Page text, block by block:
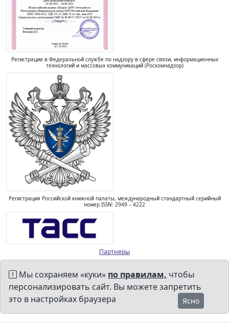
Регистрация в Федеральной службе по надзору в сфере связи, информационных
технологий и массовых коммуникаций (Роскомнадзор)
Регистрация Российской книжной палаты, международный стандартный серийный
номер ISSN: 2949 – 4222
Партнеры
Мы сохраняем «куки» по правилам, чтобы
персонализировать сайт. Вы можете запретить
это в настройках браузера
Ясно